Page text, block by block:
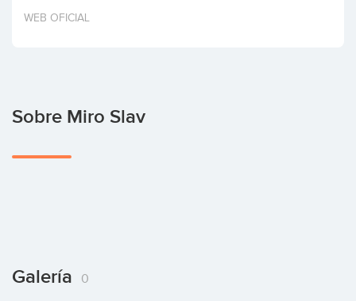
Invertir
WEB OFICIAL
Sobre Miro Slav
Galería 0